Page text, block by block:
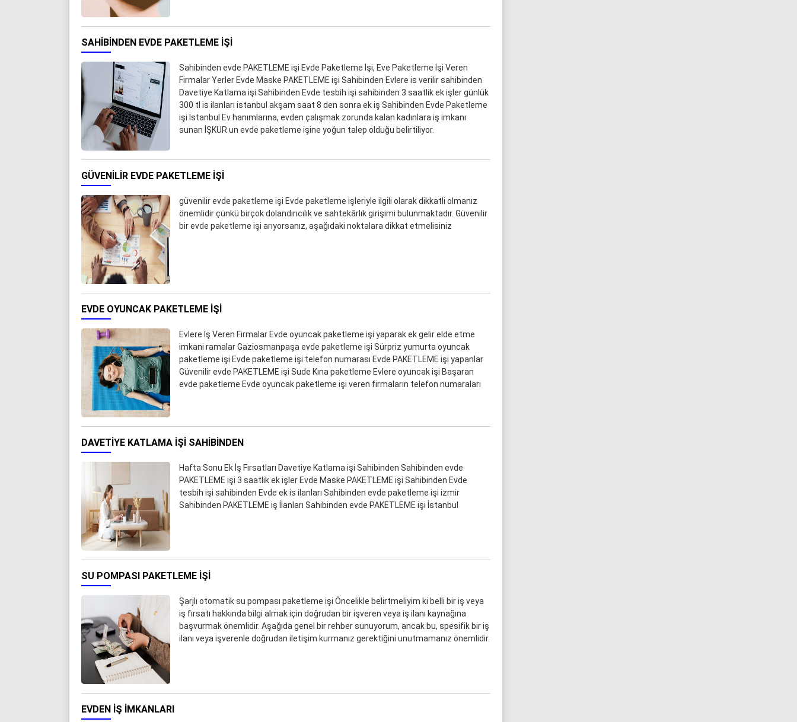
SAHIBINDEN EVDE PAKETLEME IŞI
Sahibinden evde PAKETLEME işi Evde Paketleme İşi, Eve Paketleme İşi Veren
Firmalar Yerler Evde Maske PAKETLEME işi Sahibinden Evlere is verilir sahibinden
Davetiye Katlama işi Sahibinden Evde tesbih işi sahibinden 3 saatlik ek işler günlük
300 tl is ilanları istanbul akşam saat 8 den sonra ek iş Sahibinden Evde Paketleme
işi İstanbul Ev hanımlarına, evden çalışmak zorunda kalan kadınlara iş imkanı
sunan İŞKUR un evde paketleme işine yoğun talep olduğu belirtiliyor.
GÜVENILIR EVDE PAKETLEME IŞI
güvenilir evde paketleme işi Evde paketleme işleriyle ilgili olarak dikkatli olmanız
önemlidir çünkü birçok dolandırıcılık ve sahtekârlık girişimi bulunmaktadır. Güvenilir
bir evde paketleme işi arıyorsanız, aşağıdaki noktalara dikkat etmelisiniz
EVDE OYUNCAK PAKETLEME IŞI
Evlere İş Veren Firmalar Evde oyuncak paketleme işi yaparak ek gelir elde etme
imkani ramalar Gaziosmanpaşa evde paketleme işi Sürpriz yumurta oyuncak
paketleme işi Evde paketleme işi telefon numarası Evde PAKETLEME işi yapanlar
Güvenilir evde PAKETLEME işi Sude Kına paketleme Evlere oyuncak işi Başaran
evde paketleme Evde oyuncak paketleme işi veren firmaların telefon numaraları
DAVETIYE KATLAMA IŞI SAHIBINDEN
Hafta Sonu Ek İş Fırsatları Davetiye Katlama işi Sahibinden Sahibinden evde
PAKETLEME işi 3 saatlik ek işler Evde Maske PAKETLEME işi Sahibinden Evde
tesbih işi sahibinden Evde ek is ilanları Sahibinden evde paketleme işi izmir
Sahibinden PAKETLEME iş İlanları Sahibinden evde PAKETLEME işi İstanbul
SU POMPASI PAKETLEME IŞI
Şarjlı otomatik su pompası paketleme işi Öncelikle belirtmeliyim ki belli bir iş veya
iş fırsatı hakkında bilgi almak için doğrudan bir işveren veya iş ilanı kaynağına
başvurmak önemlidir. Aşağıda genel bir rehber sunuyorum, ancak bu, spesifik bir iş
ilanı veya işverenle doğrudan iletişim kurmanız gerektiğini unutmamanız önemlidir.
EVDEN IŞ IMKANLARI